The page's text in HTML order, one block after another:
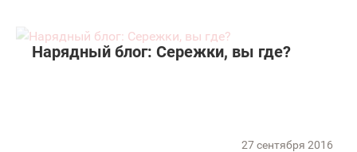
Нарядный блог: Сережки, вы где?
27 сентября 2016